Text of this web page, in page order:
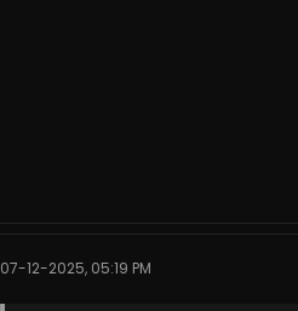
07-12-2025, 05:19 PM